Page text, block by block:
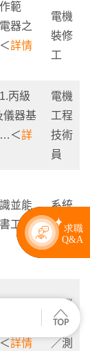
範
器之
詳情
電機
裝修
工
丙級
儀器基
…＜詳
電機
工程
技術
員
並能
工作
系統
工程
師
維
詳情
電腦
組裝
／測